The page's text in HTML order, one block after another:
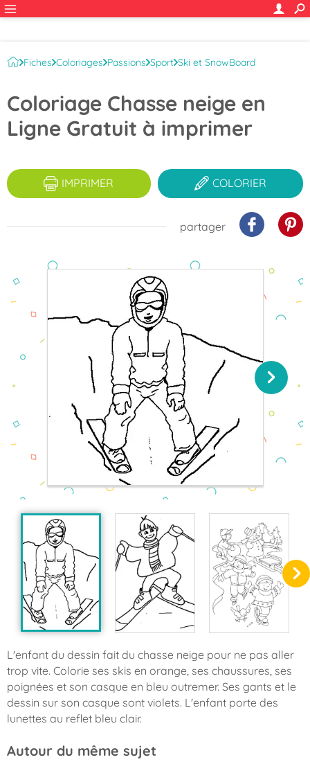
Fiches Coloriages Passions Sport Ski et SnowBoard
Coloriage Chasse neige en
Ligne Gratuit à imprimer
IMPRIMER COLORIER
partager
L'enfant du dessin fait du chasse neige pour ne pas aller
trop vite. Colorie ses skis en orange, ses chaussures, ses
poignées et son casque en bleu outremer. Ses gants et le
dessin sur son casque sont violets. L'enfant porte des
lunettes au reflet bleu clair.
Autour du même sujet